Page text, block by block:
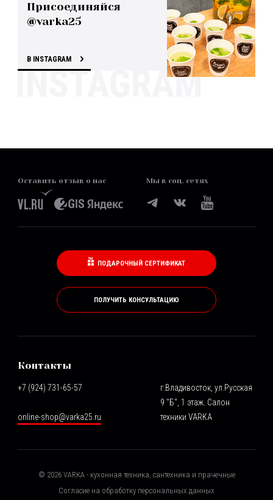
Присоединяйся
@varka25
В INSTAGRAM
Оставить отзыв о нас Мы в соц. сетях
ПОДАРОЧНЫЙ СЕРТИФИКАТ
ПОЛУЧИТЬ КОНСУЛЬТАЦИЮ
Контакты
+7 (924) 731-65-57
online-shop@varka25.ru
г.Владивосток, ул.Русская
9 "Б", 1 этаж. Салон
техники VARKA
© 2026VARKA - кухонная техника, сантехника и прачечные
Согласие на обработку персональных данных